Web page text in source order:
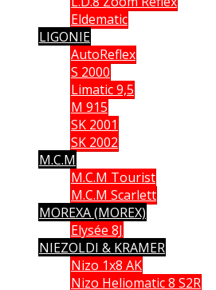
Eldematic
LIGONIE
AutoReflex
S 2000
Limatic 9,5
M 915
SK 2001
SK 2002
M.C.M
M.C.M Tourist
M.C.M Scarlett
MOREXA (MOREX)
Elysée 8J
NIEZOLDI & KRAMER
Nizo 1x8 AK
Nizo Heliomatic 8 S2R